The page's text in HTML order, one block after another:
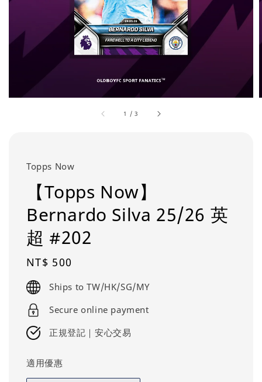
1 /3
Topps Now
【Topps Now】
Bernardo Silva 25/26 英
超 #202
Regular
price
NT$ 500
Ships to TW/HK/SG/MY
Secure online payment
正規登記｜安心交易
適用優惠